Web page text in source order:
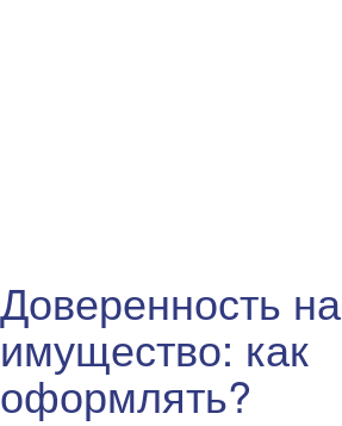
Доверенность на
имущество: как
оформлять?